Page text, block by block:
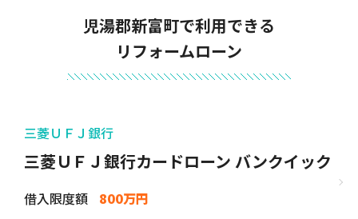
児湯郡新富町で利用できる
リフォームローン
三菱ＵＦＪ銀行
三菱ＵＦＪ銀行カードローン バンクイック
借入限度額
800万円